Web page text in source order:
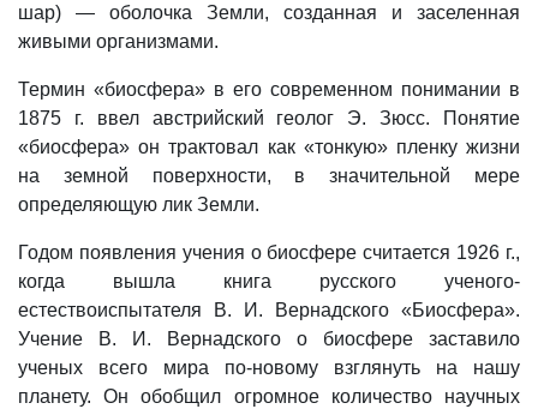
шар) — оболочка Земли, созданная и заселенная
живыми организмами.
Термин «биосфера» в его современном понимании в
1875 г. ввел австрийский геолог Э. Зюсс. Понятие
«биосфера» он трактовал как «тонкую» пленку жизни
на земной поверхности, в значительной мере
определяющую лик Земли.
Годом появления учения о биосфере считается 1926 г.,
когда вышла книга русского ученого-
естествоиспытателя В. И. Вернадского «Биосфера».
Учение В. И. Вернадского о биосфере заставило
ученых всего мира по-новому взглянуть на нашу
планету. Он обобщил огромное количество научных